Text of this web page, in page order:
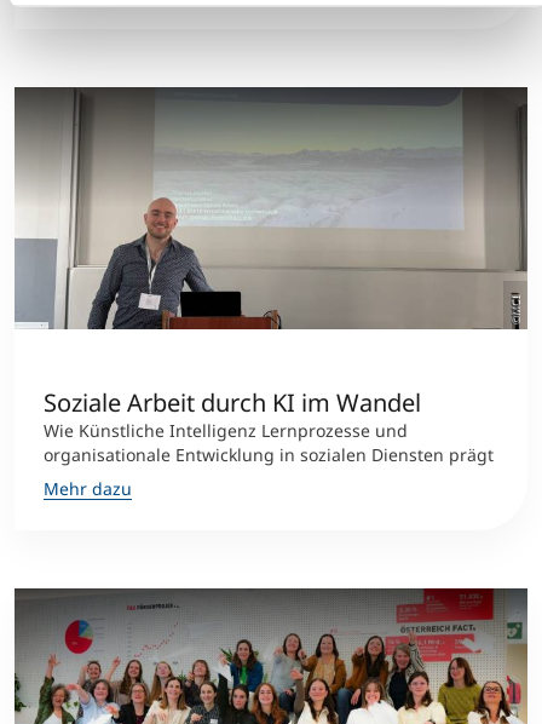
©MCI
Soziale Arbeit durch KI im Wandel
Wie Künstliche Intelligenz Lernprozesse und
organisationale Entwicklung in sozialen Diensten prägt
Mehr dazu